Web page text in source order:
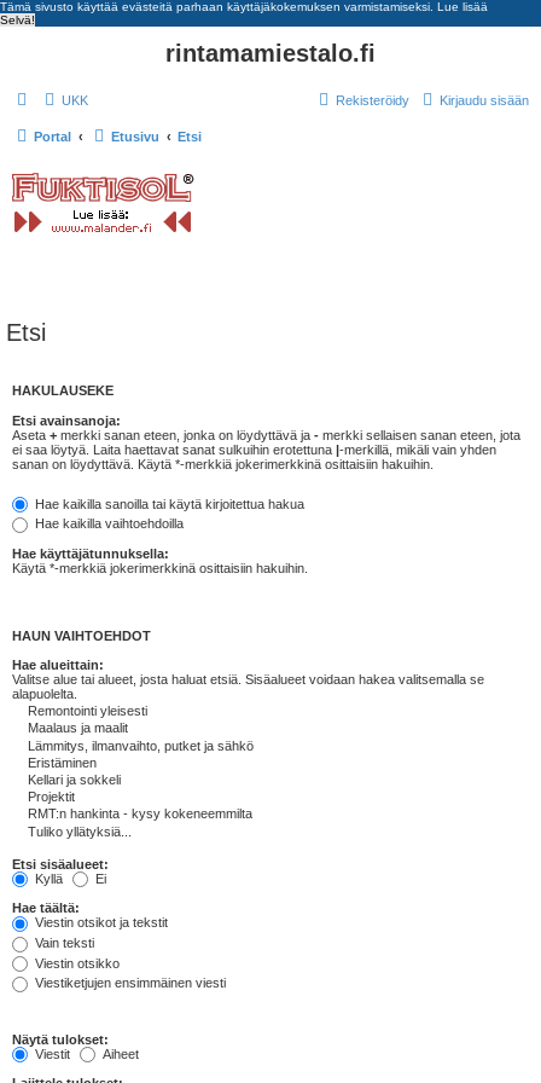
Tämä sivusto käyttää evästeitä parhaan käyttäjäkokemuksen varmistamiseksi. Lue lisää
Selvä!
rintamamiestalo.fi
UKK Kirjaudu sisään
Rekisteröidy
Portal Etusivu Etsi
Etsi
HAKULAUSEKE
Etsi avainsanoja:
Aseta + merkki sanan eteen, jonka on löydyttävä ja - merkki sellaisen sanan eteen, jota
ei saa löytyä. Laita haettavat sanat sulkuihin erotettuna |-merkillä, mikäli vain yhden
sanan on löydyttävä. Käytä *-merkkiä jokerimerkkinä osittaisiin hakuihin.
Hae kaikilla sanoilla tai käytä kirjoitettua hakua
Hae kaikilla vaihtoehdoilla
Hae käyttäjätunnuksella:
Käytä *-merkkiä jokerimerkkinä osittaisiin hakuihin.
HAUN VAIHTOEHDOT
Hae alueittain:
Valitse alue tai alueet, josta haluat etsiä. Sisäalueet voidaan hakea valitsemalla se
alapuolelta.
Etsi sisäalueet:
Kyllä
Ei
Hae täältä:
Viestin otsikot ja tekstit
Vain teksti
Viestin otsikko
Viestiketjujen ensimmäinen viesti
Näytä tulokset:
Viestit
Aiheet